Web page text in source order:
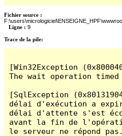
Fichier source :
Ligne : 9
Trace de la pile:
[Win32Exception
The wait operation
[SqlException
délai d'exécution a
délai d'attente s'est
avant la fin de
le serveur ne répond